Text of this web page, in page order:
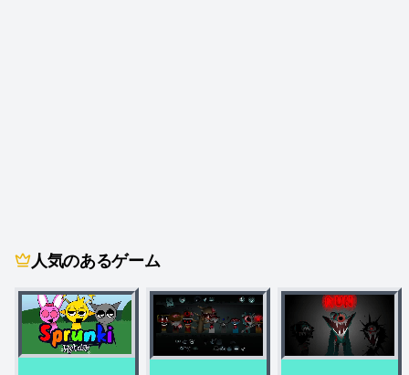
人気のあるゲーム